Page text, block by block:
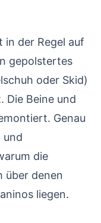
in der Regel auf
gepolstertes
oder Skid)
Die Beine und
Genau
und
die
über denen
liegen.